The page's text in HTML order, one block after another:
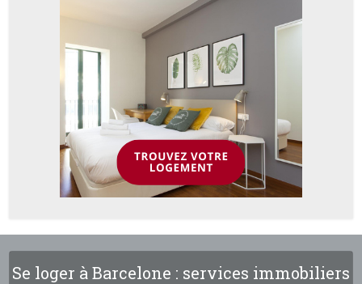
Se loger à Barcelone : services immobiliers